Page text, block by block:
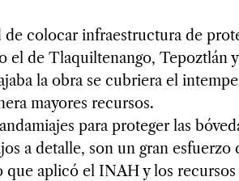
de colocar infraestructura de
el de Tlaquiltenango, Tepoztlán
la obra se cubriera el
mayores recursos.
para proteger las
a detalle, son un gran
que aplicó el INAH y los